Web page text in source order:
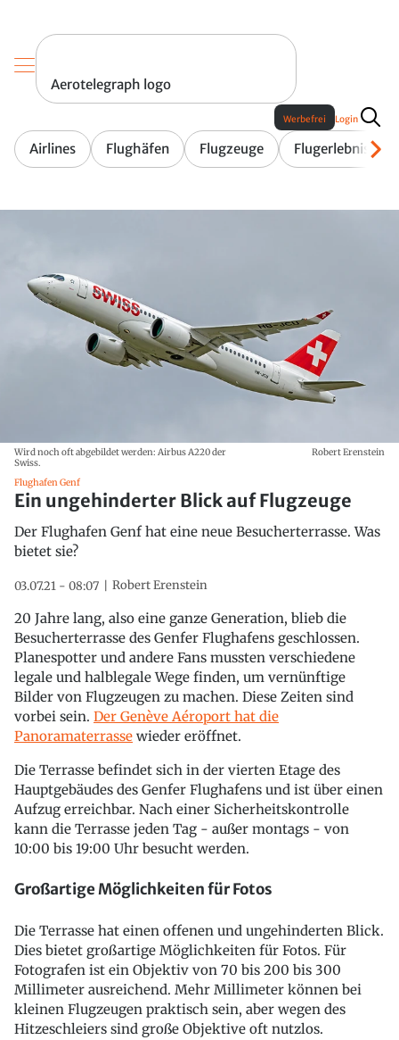
Aerotelegraph logo
Airlines Flughäfen Flugzeuge Flugerlebnis
Werbefrei Login
Wird noch oft abgebildet werden: Airbus A220 der
Swiss.
Robert Erenstein
Flughafen Genf
Ein ungehinderter Blick auf Flugzeuge
Der Flughafen Genf hat eine neue Besucherterrasse. Was
bietet sie?
03.07.21 - 08:07 Robert Erenstein
20 Jahre lang, also eine ganze Generation, blieb die
Besucherterrasse des Genfer Flughafens geschlossen.
Planespotter und andere Fans mussten verschiedene
legale und halblegale Wege finden, um vernünftige
Bilder von Flugzeugen zu machen. Diese Zeiten sind
vorbei sein. Der Genève Aéroport hat die
Panoramaterrasse wieder eröffnet.
Die Terrasse befindet sich in der vierten Etage des
Hauptgebäudes des Genfer Flughafens und ist über einen
Aufzug erreichbar. Nach einer Sicherheitskontrolle
kann die Terrasse jeden Tag - außer montags - von
10:00 bis 19:00 Uhr besucht werden.
Großartige Möglichkeiten für Fotos
Die Terrasse hat einen offenen und ungehinderten Blick.
Dies bietet großartige Möglichkeiten für Fotos. Für
Fotografen ist ein Objektiv von 70 bis 200 bis 300
Millimeter ausreichend. Mehr Millimeter können bei
kleinen Flugzeugen praktisch sein, aber wegen des
Hitzeschleiers sind große Objektive oft nutzlos.